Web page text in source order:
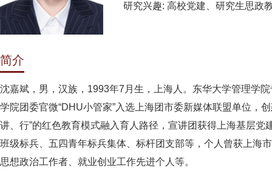
研究兴趣: 高校党建、研究生思政
简介
沈嘉斌，男，汉族，1993年7月生，上海人。东华大学管理学
学院团委官微“DHU小管家”入选上海团市委新媒体联盟单位，
讲、行”的红色教育模式融入育人路径，宣讲团获得上海基层
班级标兵、五四青年标兵集体、标杆团支部等，个人曾获上海
思想政治工作者、就业创业工作先进个人等。